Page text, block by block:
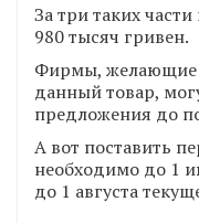
За три таких
980 тысяч гривен.
Фирмы, желающие
данный товар,
предложения до
А вот поставить
необходимо до 1
до 1 августа